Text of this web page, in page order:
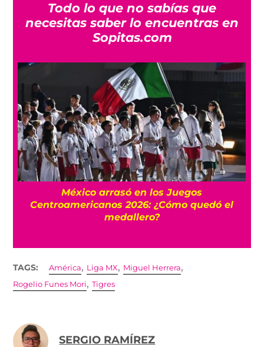
Todo lo que no sabías que
necesitas saber lo encuentras en
Sopitas.com
FIFA niega que Infantino hizo millonaria a
una amante cuando estaba en UEFA
TAGS: América, Liga MX, Miguel Herrera,
Rogelio Funes Mori,Tigres
SERGIO RAMÍREZ